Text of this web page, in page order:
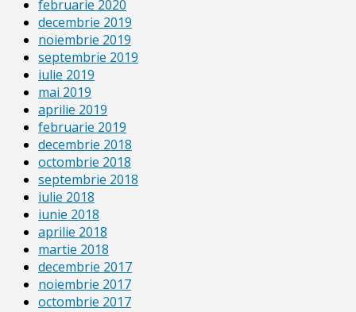
februarie 2020
decembrie 2019
noiembrie 2019
septembrie 2019
iulie 2019
mai 2019
aprilie 2019
februarie 2019
decembrie 2018
octombrie 2018
septembrie 2018
iulie 2018
iunie 2018
aprilie 2018
martie 2018
decembrie 2017
noiembrie 2017
octombrie 2017